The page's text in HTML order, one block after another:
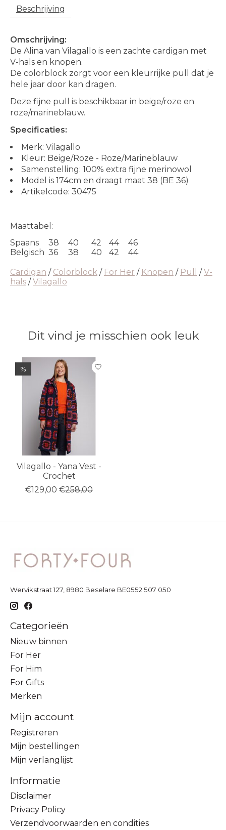
Beschrijving
Omschrijving:
De Alina van Vilagallo is een zachte cardigan met
V-hals en knopen.
De colorblock zorgt voor een kleurrijke pull dat je
hele jaar door kan dragen.
Deze fijne pull is beschikbaar in beige/roze en
roze/marineblauw.
Specificaties:
Merk: Vilagallo
Kleur: Beige/Roze - Roze/Marineblauw
Samenstelling: 100% extra fijne merinowol
Model is 174cm en draagt maat 38 (BE 36)
Artikelcode: 30475
Maattabel:
Spaans
38 40 42 44
46
Belgisch 36 38 40 42 44
Cardigan / Colorblock / For Her / Knopen / Pull /V-
hals /Vilagallo
Dit vind je misschien ook leuk
Items van productcarrousel
%
Vilagallo - Yana Vest -
Crochet
€129,00 €258,00
Wervikstraat 127, 8980 Beselare BE0552 507 050
Categorieën
Nieuw binnen
For Her
For Him
For Gifts
Merken
Mijn account
Registreren
Mijn bestellingen
Mijn verlanglijst
Informatie
Disclaimer
Privacy Policy
Verzendvoorwaarden en condities